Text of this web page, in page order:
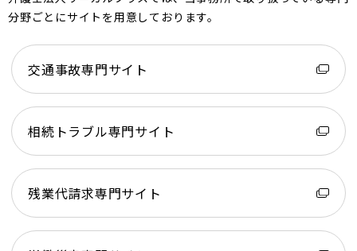
分野ごとにサイトを用意しております。
交通事故専門サイト
相続トラブル専門サイト
残業代請求専門サイト